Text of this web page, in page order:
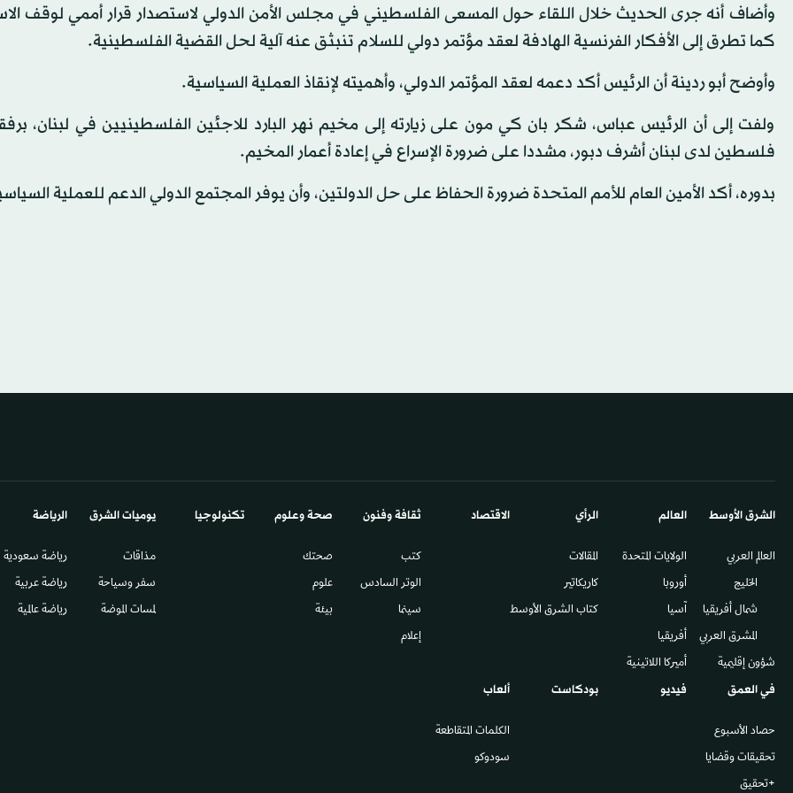
وأضاف أنه جرى الحديث خلال اللقاء حول المسعى الفلسطيني في مجلس الأمن الدولي لاستصدار قرار أممي لوقف
كما تطرق إلى الأفكار الفرنسية الهادفة لعقد مؤتمر دولي للسلام تنبثق عنه آلية لحل القضية الفلسطينية.
وأوضح أبو ردينة أن الرئيس أكد دعمه لعقد المؤتمر الدولي، وأهميته لإنقاذ العملية السياسية.
ولفت إلى أن الرئيس عباس، شكر بان كي مون على زيارته إلى مخيم نهر البارد للاجئين الفلسطينيين في لبنان،
فلسطين لدى لبنان أشرف دبور، مشددا على ضرورة الإسراع في إعادة أعمار المخيم.
بدوره، أكد الأمين العام للأمم المتحدة ضرورة الحفاظ على حل الدولتين، وأن يوفر المجتمع الدولي الدعم للعملية
الشرق الأوسط​
العالم العربي
الخليج
شمال أفريقيا
المشرق العربي
شؤون إقليمية
العالم
الولايات المتحدة
أوروبا
آسيا
أفريقيا
أميركا اللاتينية
الرأي
المقالات
كاريكاتير
كتاب الشرق الأوسط
الاقتصاد ثقافة وفنون
كتب
الوتر السادس​
سينما
إعلام
صحة وعلوم
صحتك
علوم
بيئة
تكنولوجيا يوميات الشرق​
مذاقات
سفر وسياحة
لمسات الموضة
الرياضة
رياضة سعودية
رياضة عربية
رياضة عالمية
في العمق
حصاد الأسبوع
تحقيقات وقضايا
+تحقيق
فيديو بودكاست ألعاب
الكلمات المتقاطعة
سودوكو